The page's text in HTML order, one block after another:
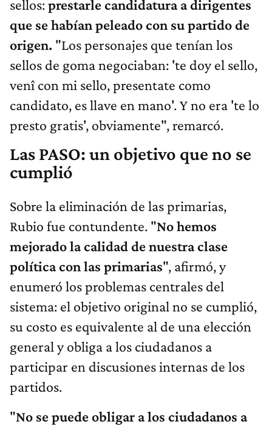
sellos:prestarle candidatura a dirigentes
que se habían peleado con su partido de
origen. "Los personajes que tenían los
sellos de goma negociaban: 'te doy el sello,
venî con mi sello, presentate como
candidato, es llave en mano'. Y no era 'te lo
presto gratis', obviamente", remarcó.
Las PASO: un objetivo que no se
cumplió
Sobre la eliminación de las primarias,
Rubio fue contundente. "No hemos
mejorado la calidad de nuestra clase
política con las primarias", afirmó, y
enumeró los problemas centrales del
sistema: el objetivo original no se cumplió,
su costo es equivalente al de una elección
general y obliga a los ciudadanos a
participar en discusiones internas de los
partidos.
"No se puede obligar a los ciudadanos a